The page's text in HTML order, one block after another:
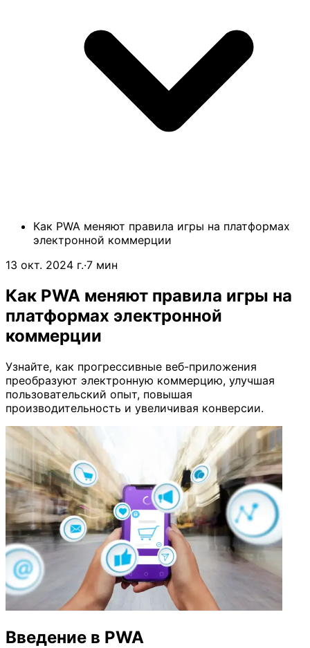
Как PWA меняют правила игры на платформах
электронной коммерции
13 окт. 2024 г.·7 мин
Как PWA меняют правила игры на
платформах электронной
коммерции
Узнайте, как прогрессивные веб-приложения
преобразуют электронную коммерцию, улучшая
пользовательский опыт, повышая
производительность и увеличивая конверсии.
Введение в PWA